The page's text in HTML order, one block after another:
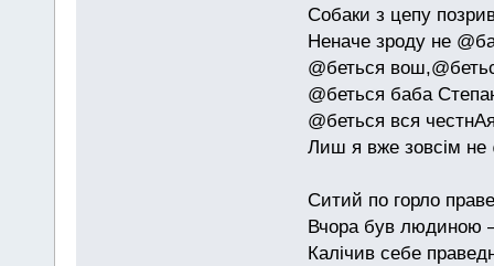
Собаки з цепу
Неначе зроду не
@беться
@беться баба
@беться вся
Лиш я вже зовсім не
Ситий по горло
Вчора був людиною —
Калічив себе